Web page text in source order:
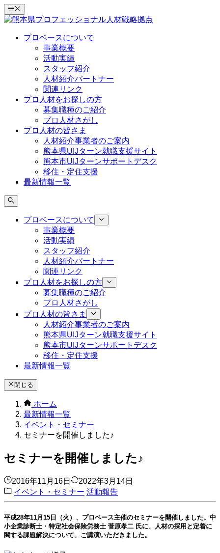
コ
ン
プロベースについて
事業概要
活動実績
スタッフ紹介
人材紹介パートナー
関連リンク
プロ人材をお探しの方
募集職種のご紹介
プロ人材さがし
プロ人材の皆さま
人材紹介事業者のご案内
熊本県UIJターン就職支援サイト
熊本市UIJターンサポートデスク
移住・定住支援
最新情報一覧
プロベースについて
事業概要
活動実績
スタッフ紹介
人材紹介パートナー
関連リンク
プロ人材をお探しの方
募集職種のご紹介
プロ人材さがし
プロ人材の皆さま
人材紹介事業者のご案内
熊本県UIJターン就職支援サイト
熊本市UIJターンサポートデスク
移住・定住支援
最新情報一覧
閉じる
ホーム
最新情報一覧
イベント・セミナー
セミナーを開催しました♪
セミナーを開催しました♪
2016年11月16日
2022年3月14日
イベント・セミナー 活動報告
平成28年11月15日（火）、プロベース主催のセミナーを開催しました。 中
小企業診断士・特定社会保険労務士 菅原孝二 氏に、人材の採用と定着に
関する課題解決について、ご講演いただきました。